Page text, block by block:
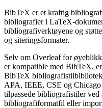
BibTeX er et kraftig
bibliografier i LaTeX-
bibliografiverktøyene og
og siteringsformater.
Selv om Overleaf for
er kompatible med BibTeX,
BibTeX
APA, IEEE, CSE og
tilpassede bibliografistiler
bibliografiformatfil eller